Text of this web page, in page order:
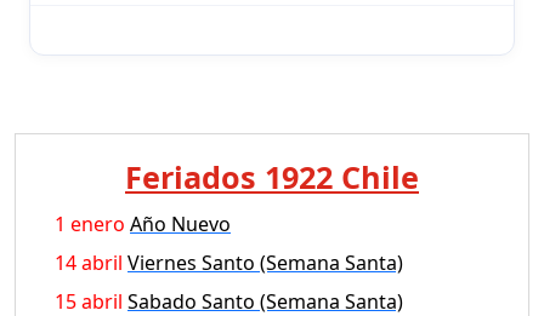
Feriados 1922 Chile
1 enero Año Nuevo
14 abril Viernes Santo (Semana Santa)
15 abril Sabado Santo (Semana Santa)